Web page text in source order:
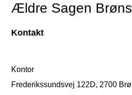
Ældre Sagen
Kontakt
Kontor
Frederikssundsvej 122D, 2700